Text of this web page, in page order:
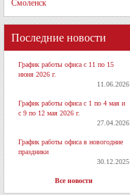
Смоленск
Последние новости
График работы офиса с 11 по 15
июня 2026 г.
11.06.2026
График работы офиса с 1 по 4 мая и
с 9 по 12 мая 2026 г.
27.04.2026
График работы офиса в новогодние
праздники
30.12.2025
Все новости